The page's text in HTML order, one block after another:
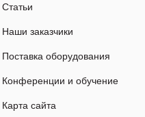
Статьи
Наши заказчики
Поставка оборудования
Конференции и обучение
Карта сайта